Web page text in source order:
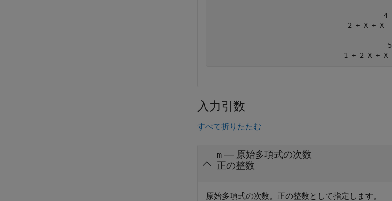
                                           4
                                  2 + X + X
                                            5
入力引数
すべて折りたたむ
m — 原始多項式の次数
正の整数
原始多項式の次数。正の整数として指定します。